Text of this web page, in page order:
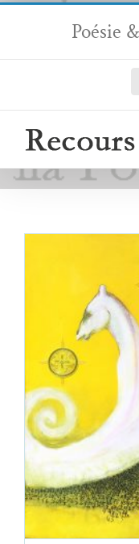
Passer
contenu
Poésie
Elbeaux Carlynx Focus